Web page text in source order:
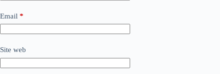
Email *
Site web